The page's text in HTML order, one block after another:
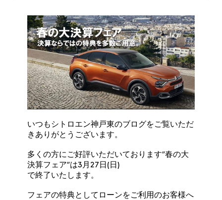
いつもシトロエン神戸東のブログをご覧いただ
きありがとうございます。
多くの方にご好評いただいております”春の大
決算フェア”は3月27日(日)
で終了いたします。
フェアの特典としてローンをご利用のお客様へ